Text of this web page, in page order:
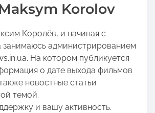
Korolov
Королёв, и начиная с
занимаюсь администрированием
На котором публикуется
о дате выхода фильмов
новостные статьи
темой.
и вашу активность.